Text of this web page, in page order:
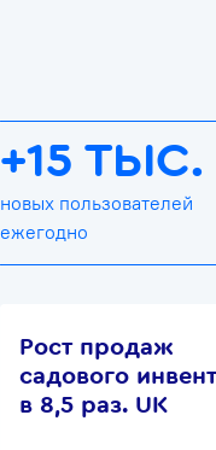
+15 ТЫС.
новых пользователей
ежегодно
Рост продаж
садового
в 8,5 раз. UK